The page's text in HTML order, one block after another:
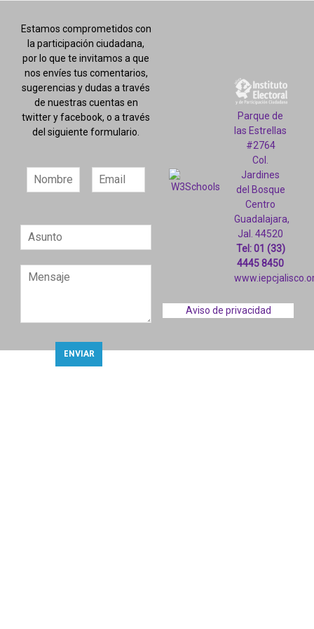
Estamos comprometidos con
la participación ciudadana,
por lo que te invitamos a que
nos envíes tus comentarios,
sugerencias y dudas a través
de nuestras cuentas en
twitter y facebook, o a través
del siguiente formulario.
Parque de
las Estrellas
#2764
Col.
Jardines
del Bosque
Centro
Guadalajara,
Jal. 44520
Tel: 01 (33)
4445 8450
Aviso de privacidad